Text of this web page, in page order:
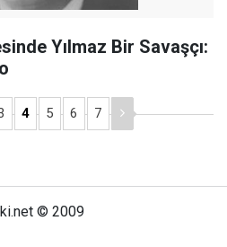
Yılmaz Bir Savaşçı:
4 5 6 7
© 2009